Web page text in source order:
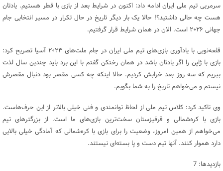
سرمربی تیم ملی ایران ادامه داد: اکنون در شرایط بعد از بازی با قطر هستیم. یادتان
هست چه حالی داشتید؟! حالا یک بار دیگر تاریخ در حال تکرار در مسیر انتخابی جام
جهانی ۲۰۲۶ است. الان در همان شرایط قرار گرفتیم.
قلعه‌نویی با یادآوری بازی‌های تیم ملی ایران در جام ملت‌های ۲۰۲۳ آسیا تصریح کرد:
بازی با ژاپن را اگر یادتان باشد در همان رختکن گفتم با این برد باید چندین سال لذت
ببریم که سه روز بعد خرابش کردیم. حالا اینکه چه کسی مقصر بود دنبال مقصرش
نیستم و می‌خواهم تاریخ را به شما بگویم.
وی تاکید کرد: کلاس تیم ملی از لحاظ توانمندی و فنی خیلی بالاتر از این حرف‌هاست.
بازی با کره‌شمالی و قرقیزستان سخت‌ترین بازی‌های ما است. از بزرگترهای تیم
می‌خواهم از همین امروز، وضعیت را برای بازی با کره‌شمالی که آمادگی خیلی بالایی
دارد هموار کنند. آنها تیم دست و پا بسته‌ای نیستند.
بازدیدها: 7